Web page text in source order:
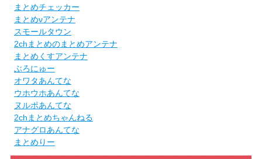
まとめチェッカー
まとめνアンテナ
スモールタウン
2chまとめのまとめアンテナ
まとめくすアンテナ
ぶろにゅー
オワタあんてな
ウホウホあんてな
ヌルポあんてな
2chまとめちゃんねる
アナグロあんてな
まとめりー